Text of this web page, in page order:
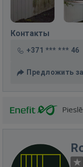
Контакты
+371 *** *** 46
Предложить